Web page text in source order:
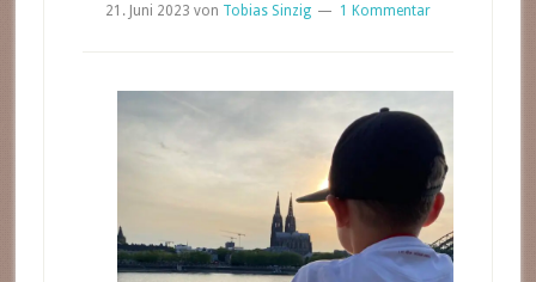
21. Juni 2023 von Tobias Sinzig 1 Kommentar